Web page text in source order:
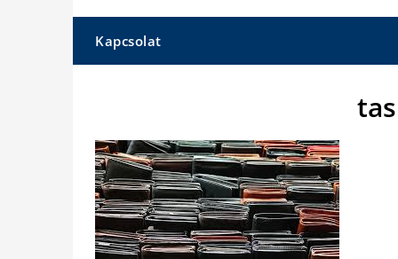
Kapcsolat